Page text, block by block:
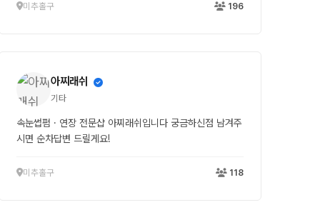
미추홀구 196
아찌래쉬
기타
속눈썹펌 · 연장 전문샵 아찌래쉬입니다 궁금하신점 남겨주
시면 순차답변 드릴게요!
미추홀구 118